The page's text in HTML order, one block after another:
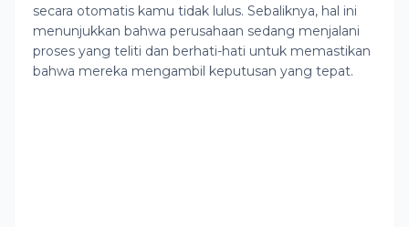
secara otomatis kamu tidak lulus. Sebaliknya, hal ini
menunjukkan bahwa perusahaan sedang menjalani
proses yang teliti dan berhati-hati untuk memastikan
bahwa mereka mengambil keputusan yang tepat.